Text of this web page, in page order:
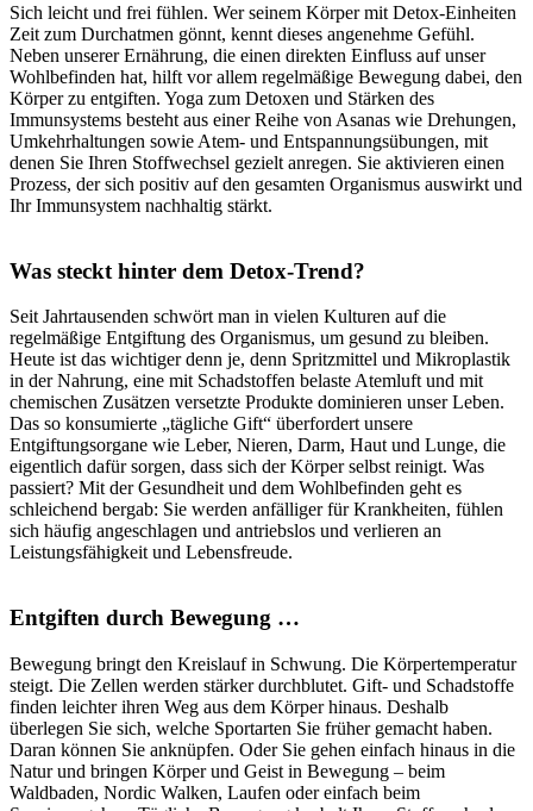
Sich leicht und frei fühlen. Wer seinem Körper mit Detox-Einheiten
Zeit zum Durchatmen gönnt, kennt dieses angenehme Gefühl.
Neben unserer Ernährung, die einen direkten Einfluss auf unser
Wohlbefinden hat, hilft vor allem regelmäßige Bewegung dabei, den
Körper zu entgiften. Yoga zum Detoxen und Stärken des
Immunsystems besteht aus einer Reihe von Asanas wie Drehungen,
Umkehrhaltungen sowie Atem- und Entspannungsübungen, mit
denen Sie Ihren Stoffwechsel gezielt anregen. Sie aktivieren einen
Prozess, der sich positiv auf den gesamten Organismus auswirkt und
Ihr Immunsystem nachhaltig stärkt.
Was steckt hinter dem Detox-Trend?
Seit Jahrtausenden schwört man in vielen Kulturen auf die
regelmäßige Entgiftung des Organismus, um gesund zu bleiben.
Heute ist das wichtiger denn je, denn Spritzmittel und Mikroplastik
in der Nahrung, eine mit Schadstoffen belaste Atemluft und mit
chemischen Zusätzen versetzte Produkte dominieren unser Leben.
Das so konsumierte „tägliche Gift“ überfordert unsere
Entgiftungsorgane wie Leber, Nieren, Darm, Haut und Lunge, die
eigentlich dafür sorgen, dass sich der Körper selbst reinigt. Was
passiert? Mit der Gesundheit und dem Wohlbefinden geht es
schleichend bergab: Sie werden anfälliger für Krankheiten, fühlen
sich häufig angeschlagen und antriebslos und verlieren an
Leistungsfähigkeit und Lebensfreude.
Entgiften durch Bewegung …
Bewegung bringt den Kreislauf in Schwung. Die Körpertemperatur
steigt. Die Zellen werden stärker durchblutet. Gift- und Schadstoffe
finden leichter ihren Weg aus dem Körper hinaus. Deshalb
überlegen Sie sich, welche Sportarten Sie früher gemacht haben.
Daran können Sie anknüpfen. Oder Sie gehen einfach hinaus in die
Natur und bringen Körper und Geist in Bewegung – beim
Waldbaden, Nordic Walken, Laufen oder einfach beim